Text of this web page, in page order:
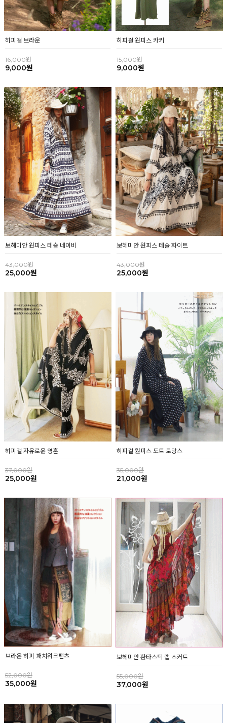
히피걸 브라운
16,000원
9,000원
히피걸 원피스 카키
15,000원
9,000원
보헤미안 원피스 테슬 네이비
43,000원
25,000원
보헤미안 원피스 테슬 화이트
43,000원
25,000원
히피걸 자유로운 영혼
37,000원
25,000원
히피걸 원피스 도트 로망스
35,000원
21,000원
브라운 히피 패치워크팬츠
52,000원
35,000원
보헤미안 환타스틱 랩 스커트
55,000원
37,000원